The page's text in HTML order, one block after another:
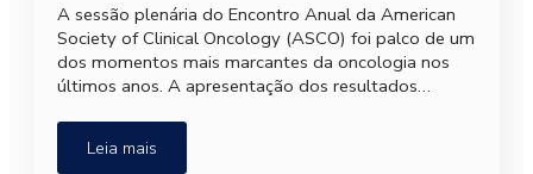
A sessão plenária do Encontro Anual da American
Society of Clinical Oncology (ASCO) foi palco de um
dos momentos mais marcantes da oncologia nos
últimos anos. A apresentação dos resultados…
Leia mais